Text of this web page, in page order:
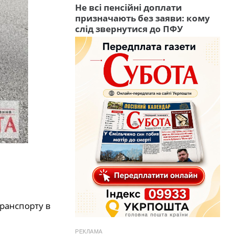
в
Не всі пенсійні доплати
призначають без заяви: кому
слід звернутися до ПФУ
РЕКЛАМА